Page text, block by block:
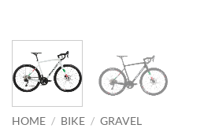
HOME / BIKE / GRAVEL